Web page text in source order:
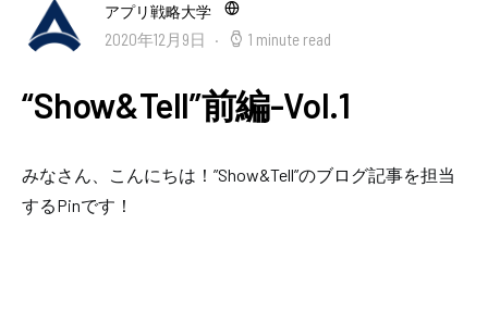
アプリ戦略大学
2020年12月9日 1 minute read
“Show&Tell”前編-Vol.1
みなさん、こんにちは！”Show&Tell”のブログ記事を担当
するPinです！